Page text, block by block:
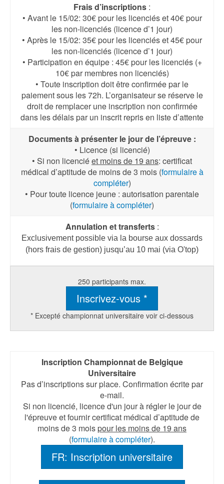
Frais d’inscriptions :
• Avant le 15/02: 30€ pour les licenciés et 40€ pour
les non-licenciés (licence d’1 jour)
• Après le 15/02: 35€ pour les licenciés et 45€ pour
les non-licenciés (licence d’1 jour)
• Participation en équipe : 45€ pour les licenciés (+
10€ par membres non licenciés)
• Toute inscription doit être confirmée par le
paiement sous les 72h. L’organisateur se réserve le
droit de remplacer une inscription non confirmée
dans les délais par un inscrit repris en liste d’attente
Documents à présenter le jour de l’épreuve :
• Licence (si licencié)
• Si non licenciéet moins de 19 ans: certificat
médical d’aptitude de moins de 3 mois (formulaire à
compléter)
• Pour toute licence jeune : autorisation parentale
(formulaire à compléter)
Annulation et transferts:
Exclusivementpossible via la bourse aux dossards
(hors frais de gestion) jusqu’au 10 mai (via O'top)
250 participants max.
Inscrivez-vous *
* Excepté championnat universitaire voir ci-dessous
Inscription Championnat de Belgique
Universitaire
Pas d’inscriptions sur place. Confirmation écrite par
e-mail.
Si non licencié, licence d'un jour à régler le jour de
l'épreuve et fournir certificat médical d’aptitude de
moins de 3 mois pour les moins de 19 ans
(formulaire à compléter).
FR: Inscription universitaire